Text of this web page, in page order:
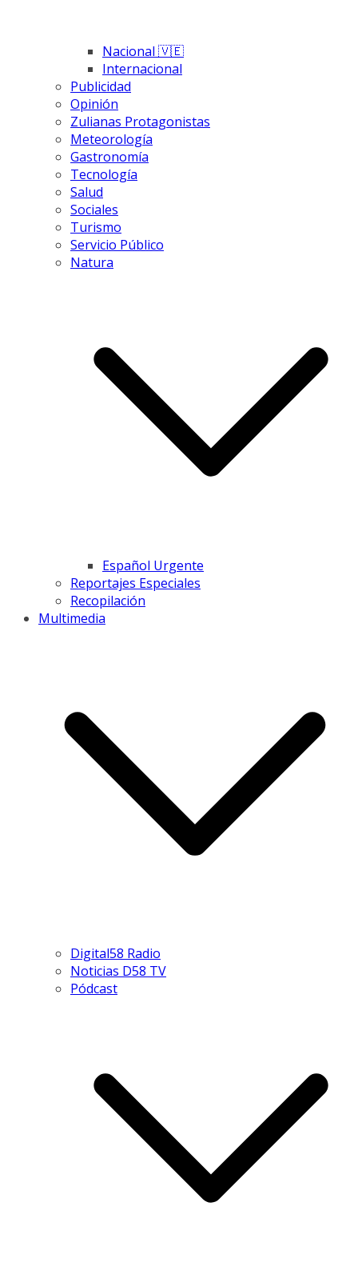
Nacional 🇻🇪
Internacional
Publicidad
Opinión
Zulianas Protagonistas
Meteorología
Gastronomía
Tecnología
Salud
Sociales
Turismo
Servicio Público
Natura
Español Urgente
Reportajes Especiales
Recopilación
Multimedia
Digital58 Radio
Noticias D58 TV
Pódcast